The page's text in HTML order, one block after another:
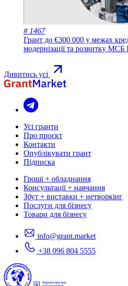
# 1467
Грант до €300 000 у межах
модернізації та розвитку МСБ
Дивитись усі
Усі гранти
Про проєкт
Контакти
Опублікувати грант
Підписка
Гроші + обладнання
Консультації + навчання
Збут + виставки + нетворкінг
Послуги для бізнесу
Товари для бізнесу
info@grant.market
+38 096 804 5555